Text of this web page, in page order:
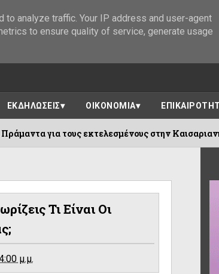
ΕΚΔΗΛΩΣΕΙΣ ΟΙΚΟΝΟΜΙΑ
εκτελεσμένους στην Καισαριανή από τα Βόρεια
Τι Είναι Οι
μ.μ.
analyze traffic. Your IP address and user-agent
to ensure quality of service, generate usage